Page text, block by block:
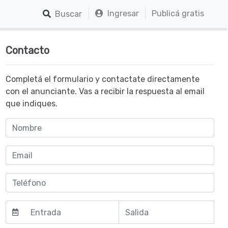
Buscar Ingresar Publicá gratis
Contacto
Completá el formulario y contactate directamente
con el anunciante. Vas a recibir la respuesta al email
que indiques.
Agosto
lun mar mié jue vie sáb m
Agosto
lun r é jue vie b m